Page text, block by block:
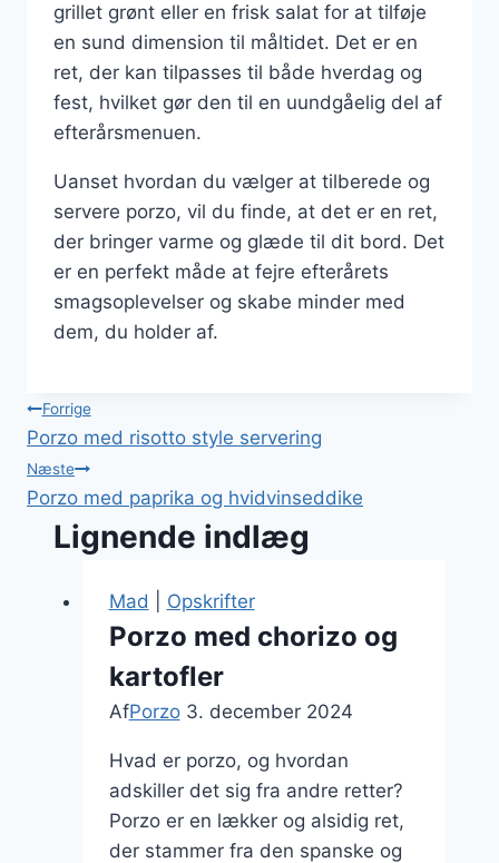
grillet grønt eller en frisk salat for at tilføje
en sund dimension til måltidet. Det er en
ret, der kan tilpasses til både hverdag og
fest, hvilket gør den til en uundgåelig del af
efterårsmenuen.
Uanset hvordan du vælger at tilberede og
servere porzo, vil du finde, at det er en ret,
der bringer varme og glæde til dit bord. Det
er en perfekt måde at fejre efterårets
smagsoplevelser og skabe minder med
dem, du holder af.
Indlægsnavigation
Forrige
Porzo med risotto style servering
Næste
Porzo med paprika og hvidvinseddike
Lignende indlæg
Mad Opskrifter
Porzo med chorizo og
kartofler
AfPorzo 3. december 2024
Hvad er porzo, og hvordan
adskiller det sig fra andre retter?
Porzo er en lækker og alsidig ret,
der stammer fra den spanske og